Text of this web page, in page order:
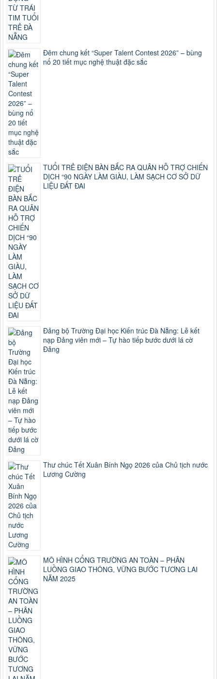
Đêm chung kết “Super Talent Contest 2026” – bùng
nổ 20 tiết mục nghệ thuật đặc sắc
TUỔI TRẺ ĐIỆN BÀN BẮC RA QUÂN HỖ TRỢ CHIẾN
DỊCH “90 NGÀY LÀM GIÀU, LÀM SẠCH CƠ SỞ DỮ
LIỆU ĐẤT ĐAI
Đảng bộ Trường Đại học Kiến trúc Đà Nẵng: Lễ kết
nạp Đảng viên mới – Tự hào tiếp bước dưới lá cờ
Đảng
Thư chúc Tết Xuân Bính Ngọ 2026 của Chủ tịch nước
Lương Cường
MÔ HÌNH CỔNG TRƯỜNG AN TOÀN – PHÂN
LUỒNG GIAO THÔNG, VỮNG BƯỚC TƯƠNG LAI
NĂM 2025